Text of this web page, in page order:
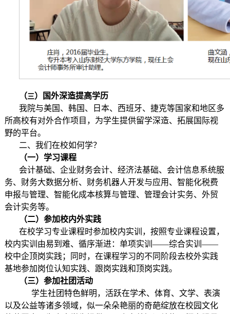
（三）国外深造提高学历
我院与美国、韩国、日本、西班牙、捷克等国家和地区多
所高校有对外合作项目，为学生提供留学深造、拓展国际视
野的平台。
二、我们在校如何学？
（一）学习课程
会计基础、企业财务会计、经济法基础、会计信息系统服
务、财务大数据分析、财务机器人开发与应用、智能化税费
申报与管理、智能化成本核算与管理、管理会计实务、外贸
会计实务等。
（二）参加校内外实践
在校学习专业课程时参加校内实训，按照专业课程设置，
校内实训由易到难、循序渐进：单项实训——综合实训——
校中企顶岗实践；同时，在课程学习的不同阶段去校外实践
基地参加岗位认知实践、跟岗实践和顶岗实践。
（三）参加社团活动
学生社团特色鲜明，活跃在学术、体育、文学、表演
以及公益等诸多领域，似一朵朵艳丽的奇葩绽放在校园文化